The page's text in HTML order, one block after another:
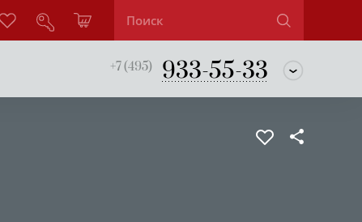
+7 (495) 933-55-33